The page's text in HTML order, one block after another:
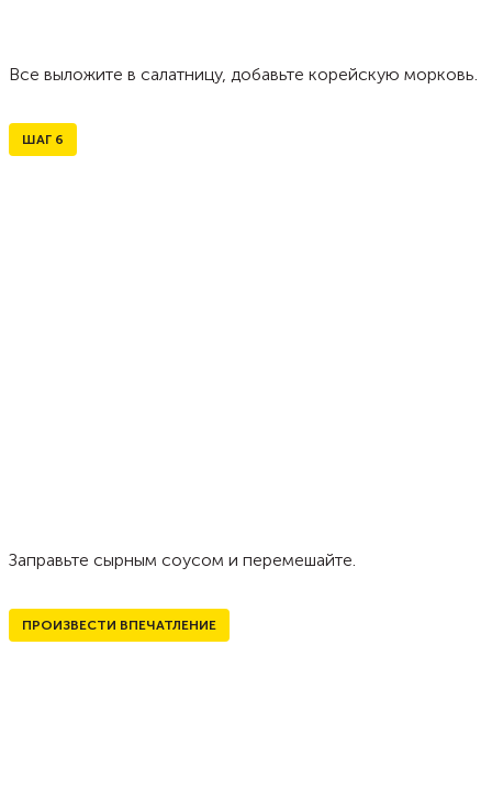
Все выложите в салатницу, добавьте корейскую морковь.
ШАГ 6
Заправьте сырным соусом и перемешайте.
ПРОИЗВЕСТИ ВПЕЧАТЛЕНИЕ